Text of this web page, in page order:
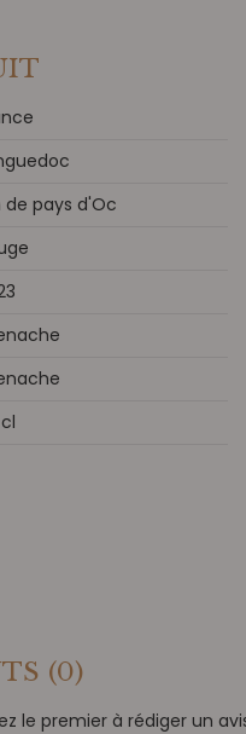
de pays d'Oc
(0)
le premier à rédiger un